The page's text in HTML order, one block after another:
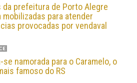
da prefeitura de Porto Alegre
mobilizadas para atender
provocadas por vendaval
se namorada para o Caramelo, o
famoso do RS